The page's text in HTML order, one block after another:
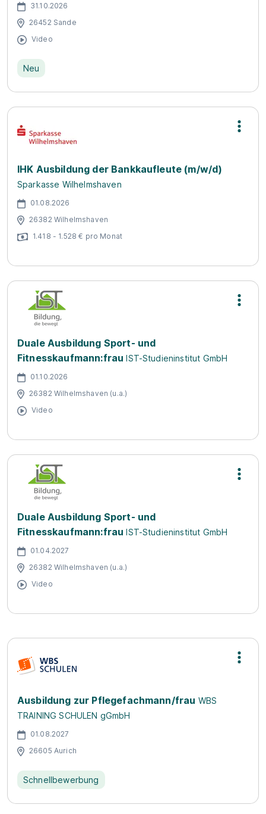
31.10.2026
26452 Sande
Video
Neu
IHK Ausbildung der Bankkaufleute (m/w/d)
Sparkasse Wilhelmshaven
01.08.2026
26382 Wilhelmshaven
1.418 - 1.528 € pro Monat
Duale Ausbildung Sport- und
Fitnesskaufmann:frau IST-Studieninstitut GmbH
01.10.2026
26382 Wilhelmshaven (u.a.)
Video
Duale Ausbildung Sport- und
Fitnesskaufmann:frau IST-Studieninstitut GmbH
01.04.2027
26382 Wilhelmshaven (u.a.)
Video
Ausbildung zur Pflegefachmann/frau WBS
TRAINING SCHULEN gGmbH
01.08.2027
26605 Aurich
Schnellbewerbung